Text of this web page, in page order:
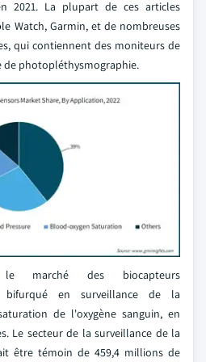
2021. La plupart de ces articles
Watch, Garmin, et de nombreuses
qui contiennent des moniteurs de
de photopléthysmographie.
le marché des biocapteurs
bifurqué en surveillance de la
de l'oxygène sanguin, en
Le secteur de la surveillance de la
être témoin de 459,4 millions de